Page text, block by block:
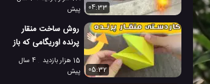
پیش
04:33
روش ساخت منقار
پرنده اوریگامی که باز
و بسته می شود!
15 هزار بازدید
4 سال
پیش
05:32